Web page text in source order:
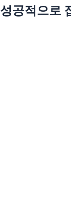
성공적으로